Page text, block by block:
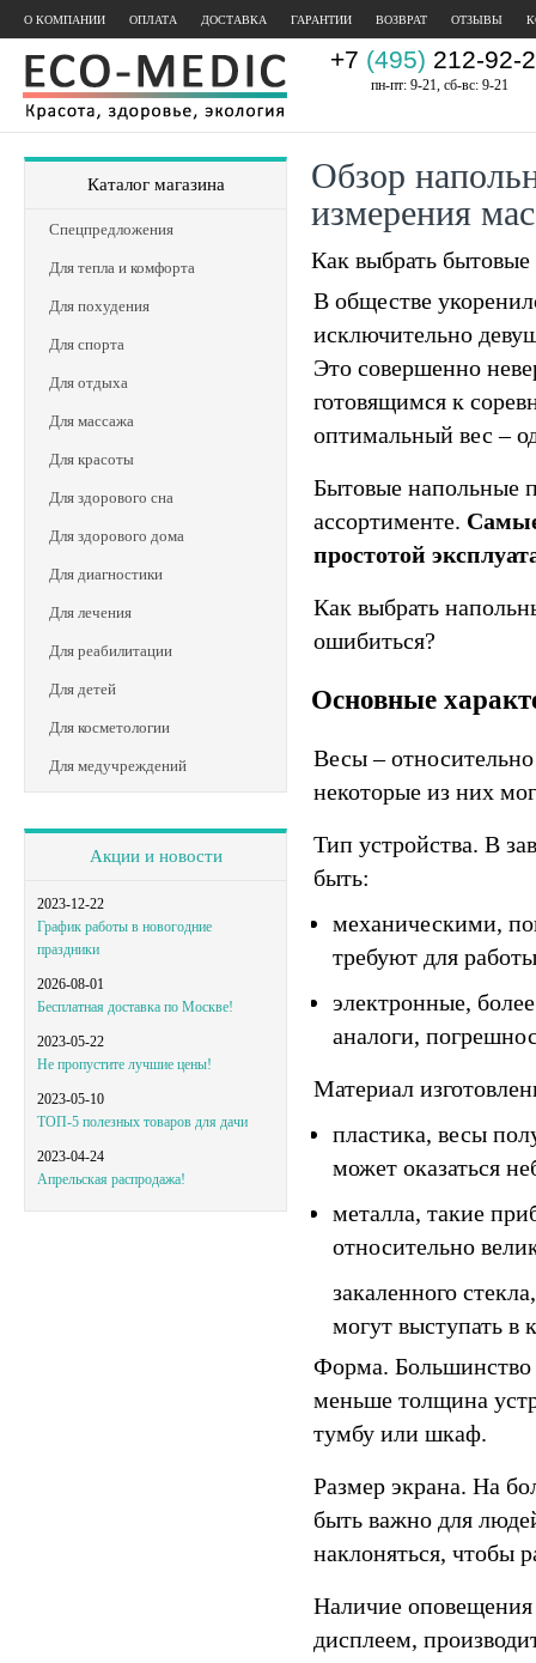
О КОМПАНИИ ОПЛАТА ДОСТАВКА ГАРАНТИИ ВОЗВРАТ ОТЗЫВЫ
+7 (495) 212-92-
пн-пт: 9-21, сб-вс: 9-21
Каталог магазина
Спецпредложения
Для тепла и комфорта
Для похудения
Для спорта
Для отдыха
Для массажа
Для красоты
Для здорового сна
Для здорового дома
Для диагностики
Для лечения
Для реабилитации
Для детей
Для косметологии
Для медучреждений
Акции и новости
2023-12-22
График работы в новогодние
праздники
2026-08-01
Бесплатная доставка по Москве!
2023-05-22
Не пропустите лучшие цены!
2023-05-10
ТОП-5 полезных товаров для дачи
2023-04-24
Апрельская распродажа!
Обзор
измерения
Как выбрать
В обществе
исключительно
Это совершенно
готовящимся к
оптимальный вес –
Бытовые напольные
ассортименте.
простотой
Как выбрать
ошибиться?
Основные
Весы –
некоторые из них
Тип устройства. В
быть:
механическими,
требуют для
электронные,
аналоги,
Материал
пластика, весы
может оказаться
металла, такие
относительно
закаленного
могут выступать в
Форма.
меньше толщина
тумбу или шкаф.
Размер экрана. На
быть важно для
наклоняться, чтобы
Наличие
дисплеем,